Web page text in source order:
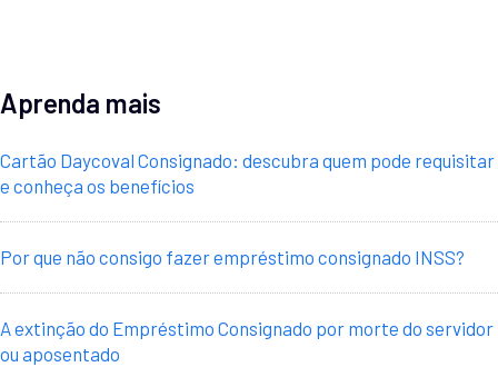
Aprenda mais
Cartão Daycoval Consignado: descubra quem pode requisitar
e conheça os benefícios
Por que não consigo fazer empréstimo consignado INSS?
A extinção do Empréstimo Consignado por morte do servidor
ou aposentado